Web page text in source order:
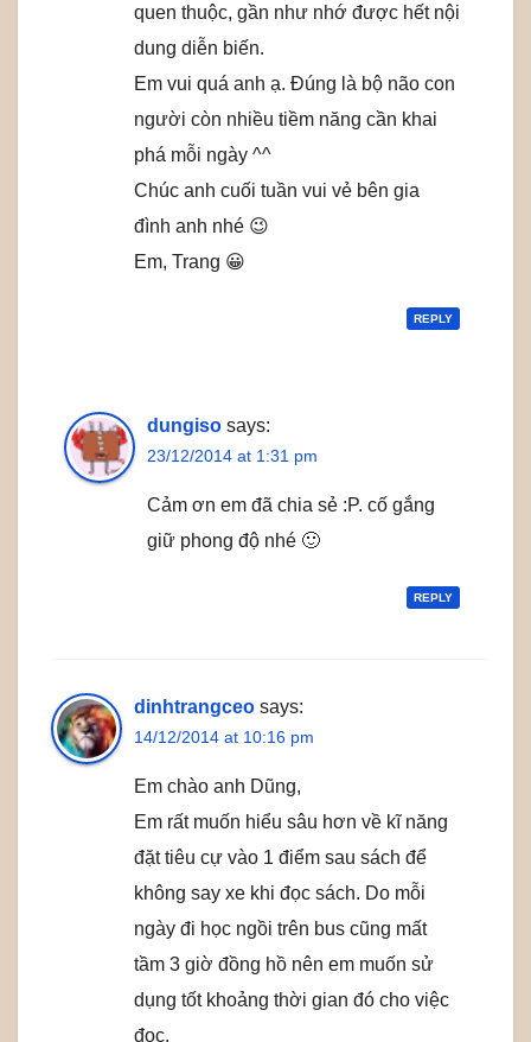
quen thuộc, gần như nhớ được hết nội
dung diễn biến.
Em vui quá anh ạ. Đúng là bộ não con
người còn nhiều tiềm năng cần khai
phá mỗi ngày ^^
Chúc anh cuối tuần vui vẻ bên gia
đình anh nhé 😉
Em, Trang 😀
REPLY
dungiso says:
23/12/2014 at 1:31 pm
Cảm ơn em đã chia sẻ :P. cố gắng
giữ phong độ nhé 🙂
REPLY
dinhtrangceo says:
14/12/2014 at 10:16 pm
Em chào anh Dũng,
Em rất muốn hiểu sâu hơn về kĩ năng
đặt tiêu cự vào 1 điểm sau sách để
không say xe khi đọc sách. Do mỗi
ngày đi học ngồi trên bus cũng mất
tầm 3 giờ đồng hồ nên em muốn sử
dụng tốt khoảng thời gian đó cho việc
đọc.